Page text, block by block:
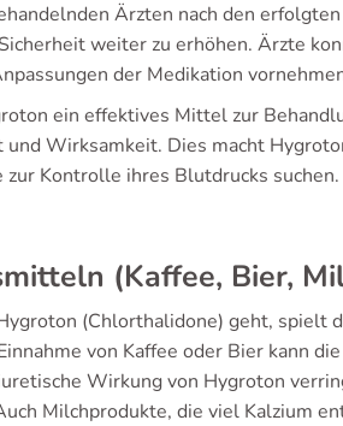
Ärzten nach den
weiter zu erhöhen. Ärzte
der Medikation
ein effektives Mittel zur
Wirksamkeit. Dies macht
Kontrolle ihres Blutdrucks suchen.
(Kaffee, Bier,
(Chlorthalidone) geht, spielt
von Kaffee oder Bier kann
Wirkung von Hygroton
Milchprodukte, die viel Kalzium